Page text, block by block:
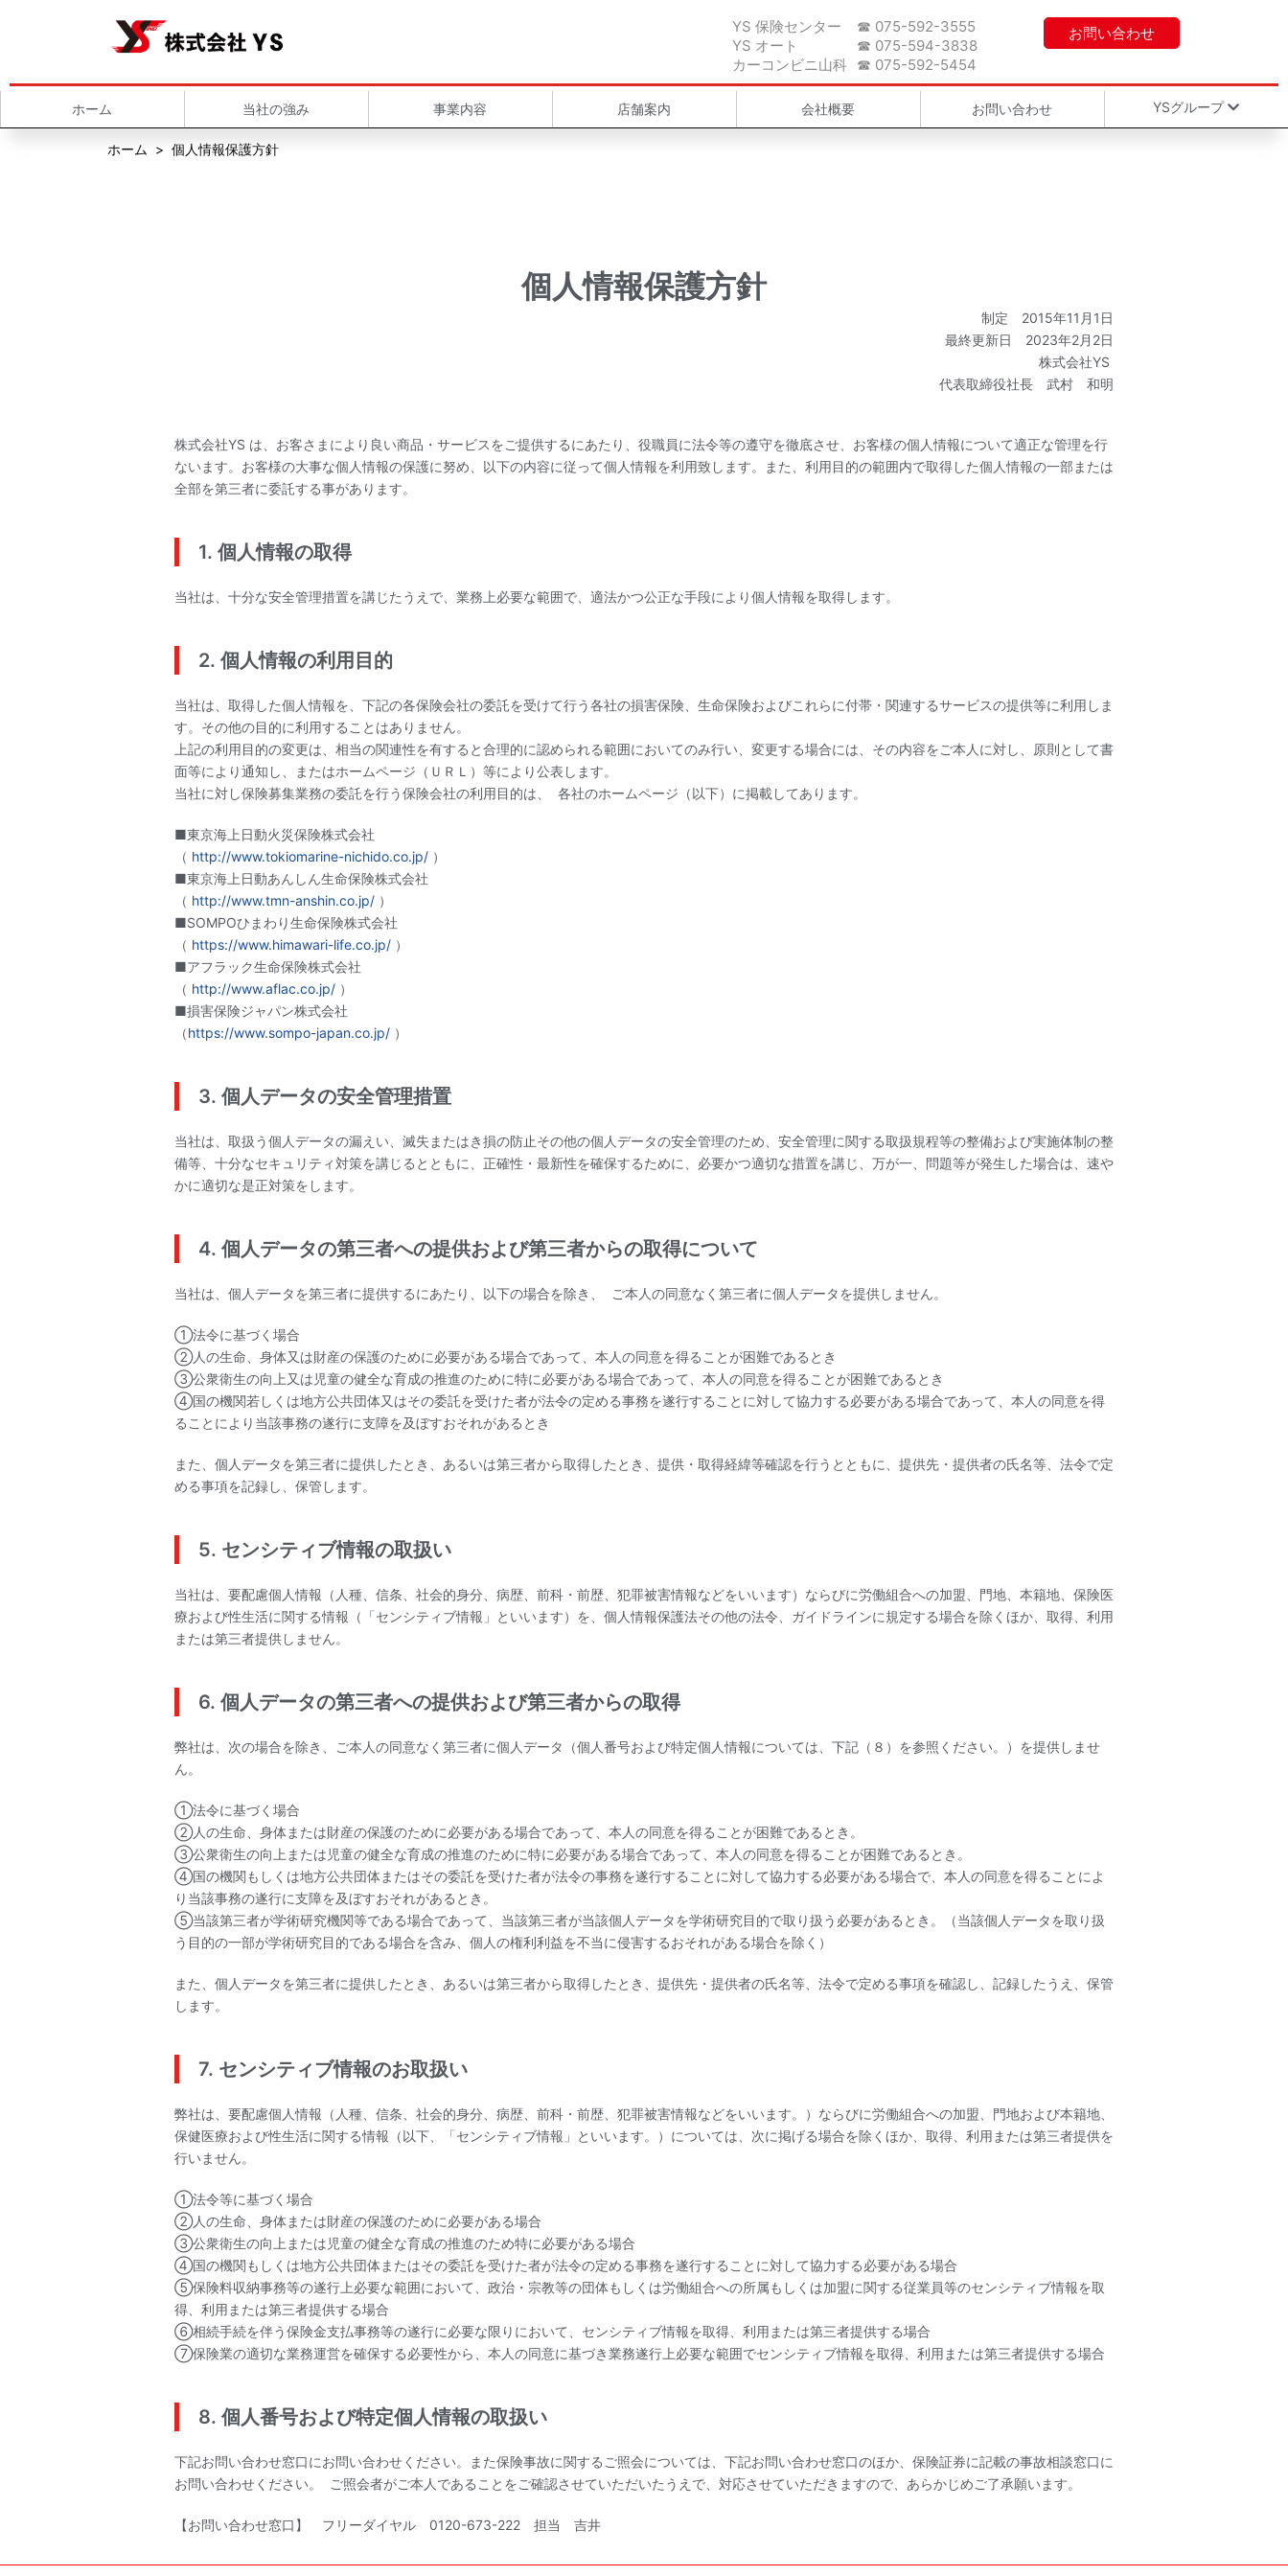
YS 保険センター
☎︎ 075-592-3555
YS オート
☎︎ 075-594-3838
カーコンビニ山科 ☎︎ 075-592-5454
お問い合わせ
ホーム 当社の強み 事業内容 店舗案内 会社概要 お問い合わせ
YSグループ
本社・統轄本部
吉井石油株式会社
田中礦油株式会社
株式会社YSYS保険センタ
ホーム > 個人情報保護方針
個人情報保護方針
制定 2015年11月1日
最終更新日 2023年2月2日
株式会社YS
代表取締役社長 武村 和明
株式会社YS は、お客さまにより良い商品・サービスをご提供するにあたり、役職員に法令等の遵守を徹底させ、お客様の個人情報について適正な管理を行
ないます。お客様の大事な個人情報の保護に努め、以下の内容に従って個人情報を利用致します。また、利用目的の範囲内で取得した個人情報の一部または
全部を第三者に委託する事があります。
1. 個人情報の取得
当社は、十分な安全管理措置を講じたうえで、業務上必要な範囲で、適法かつ公正な手段により個人情報を取得します。
2. 個人情報の利用目的
当社は、取得した個人情報を、下記の各保険会社の委託を受けて行う各社の損害保険、生命保険およびこれらに付帯・関連するサービスの提供等に利用しま
す。その他の目的に利用することはありません。
上記の利用目的の変更は、相当の関連性を有すると合理的に認められる範囲においてのみ行い、変更する場合には、その内容をご本人に対し、原則として書
面等により通知し、またはホームページ（ＵＲＬ）等により公表します。
当社に対し保険募集業務の委託を行う保険会社の利用目的は、 各社のホームページ（以下）に掲載してあります。
■東京海上日動火災保険株式会社
（ http://www.tokiomarine-nichido.co.jp/ ）
■東京海上日動あんしん生命保険株式会社
（ http://www.tmn-anshin.co.jp/ ）
■SOMPOひまわり生命保険株式会社
（ https://www.himawari-life.co.jp/ ）
■アフラック生命保険株式会社
（ http://www.aflac.co.jp/ ）
■損害保険ジャパン株式会社
（https://www.sompo-japan.co.jp/ ）
3. 個人データの安全管理措置
当社は、取扱う個人データの漏えい、滅失またはき損の防止その他の個人データの安全管理のため、安全管理に関する取扱規程等の整備および実施体制の整
備等、十分なセキュリティ対策を講じるとともに、正確性・最新性を確保するために、必要かつ適切な措置を講じ、万が一、問題等が発生した場合は、速や
かに適切な是正対策をします。
4. 個人データの第三者への提供および第三者からの取得について
当社は、個人データを第三者に提供するにあたり、以下の場合を除き、 ご本人の同意なく第三者に個人データを提供しません。
①法令に基づく場合
②人の生命、身体又は財産の保護のために必要がある場合であって、本人の同意を得ることが困難であるとき
③公衆衛生の向上又は児童の健全な育成の推進のために特に必要がある場合であって、本人の同意を得ることが困難であるとき
④国の機関若しくは地方公共団体又はその委託を受けた者が法令の定める事務を遂行することに対して協力する必要がある場合であって、本人の同意を得
ることにより当該事務の遂行に支障を及ぼすおそれがあるとき
また、個人データを第三者に提供したとき、あるいは第三者から取得したとき、提供・取得経緯等確認を行うとともに、提供先・提供者の氏名等、法令で定
める事項を記録し、保管します。
5. センシティブ情報の取扱い
当社は、要配慮個人情報（人種、信条、社会的身分、病歴、前科・前歴、犯罪被害情報などをいいます）ならびに労働組合への加盟、門地、本籍地、保険医
療および性生活に関する情報（「センシティブ情報」といいます）を、個人情報保護法その他の法令、ガイドラインに規定する場合を除くほか、取得、利用
または第三者提供しません。
6. 個人データの第三者への提供および第三者からの取得
弊社は、次の場合を除き、ご本人の同意なく第三者に個人データ（個人番号および特定個人情報については、下記（８）を参照ください。）を提供しませ
ん。
①法令に基づく場合
②人の生命、身体または財産の保護のために必要がある場合であって、本人の同意を得ることが困難であるとき。
③公衆衛生の向上または児童の健全な育成の推進のために特に必要がある場合であって、本人の同意を得ることが困難であるとき。
④国の機関もしくは地方公共団体またはその委託を受けた者が法令の事務を遂行することに対して協力する必要がある場合で、本人の同意を得ることによ
り当該事務の遂行に支障を及ぼすおそれがあるとき。
⑤当該第三者が学術研究機関等である場合であって、当該第三者が当該個人データを学術研究目的で取り扱う必要があるとき。（当該個人データを取り扱
う目的の一部が学術研究目的である場合を含み、個人の権利利益を不当に侵害するおそれがある場合を除く）
また、個人データを第三者に提供したとき、あるいは第三者から取得したとき、提供先・提供者の氏名等、法令で定める事項を確認し、記録したうえ、保管
します。
7. センシティブ情報のお取扱い
弊社は、要配慮個人情報（人種、信条、社会的身分、病歴、前科・前歴、犯罪被害情報などをいいます。）ならびに労働組合への加盟、門地および本籍地、
保健医療および性生活に関する情報（以下、「センシティブ情報」といいます。）については、次に掲げる場合を除くほか、取得、利用または第三者提供を
行いません。
①法令等に基づく場合
②人の生命、身体または財産の保護のために必要がある場合
③公衆衛生の向上または児童の健全な育成の推進のため特に必要がある場合
④国の機関もしくは地方公共団体またはその委託を受けた者が法令の定める事務を遂行することに対して協力する必要がある場合
⑤保険料収納事務等の遂行上必要な範囲において、政治・宗教等の団体もしくは労働組合への所属もしくは加盟に関する従業員等のセンシティブ情報を取
得、利用または第三者提供する場合
⑥相続手続を伴う保険金支払事務等の遂行に必要な限りにおいて、センシティブ情報を取得、利用または第三者提供する場合
⑦保険業の適切な業務運営を確保する必要性から、本人の同意に基づき業務遂行上必要な範囲でセンシティブ情報を取得、利用または第三者提供する場合
8. 個人番号および特定個人情報の取扱い
下記お問い合わせ窓口にお問い合わせください。また保険事故に関するご照会については、下記お問い合わせ窓口のほか、保険証券に記載の事故相談窓口に
お問い合わせください。 ご照会者がご本人であることをご確認させていただいたうえで、対応させていただきますので、あらかじめご了承願います。
【お問い合わせ窓口】 フリーダイヤル 0120-673-222 担当 吉井